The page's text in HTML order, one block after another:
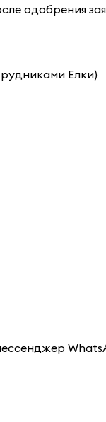
одобрения
Елки)